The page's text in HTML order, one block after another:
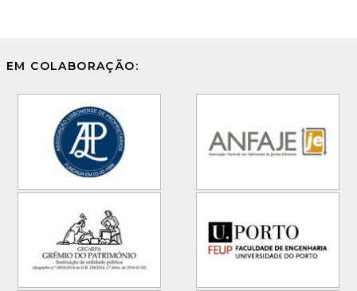
EM COLABORAÇÃO: